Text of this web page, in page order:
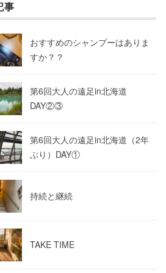
事
おすすめのシャンプーはありま
すか？？
第6回大人の遠足in北海道
DAY②③
第6回大人の遠足in北海道（2年
ぶり）DAY①
持続と継続
TAKE TIME